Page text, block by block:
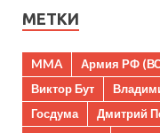
МЕТКИ
MMA Армия РФ
Виктор Бут
Госдума
Дмитрий